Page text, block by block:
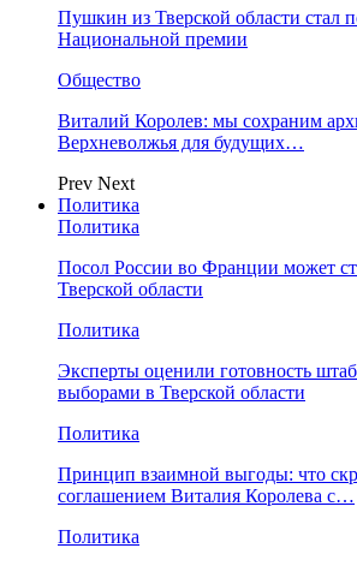
Пушкин из Тверской области стал
Национальной премии
Общество
Виталий Королев: мы сохраним
Верхневолжья для будущих…
Prev Next
Политика
Политика
Посол России во Франции может
Тверской области
Политика
Эксперты оценили готовность
выборами в Тверской области
Политика
Принцип взаимной выгоды: что
соглашением Виталия Королева с…
Политика